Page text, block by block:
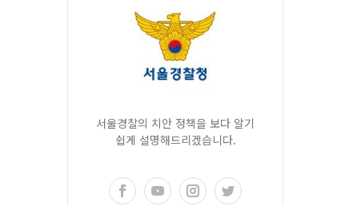
서울경찰의 치안 정책을 보다 알기
쉽게 설명해드리겠습니다.